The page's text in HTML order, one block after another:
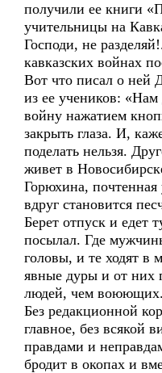
получили ее книги
учительницы на
Господи, не
кавказских войнах
Вот что писал о ней
из ее учеников:
войну нажатием
закрыть глаза. И,
поделать нельзя.
живет в
Горюхина,
вдруг становится
Берет отпуск и едет
посылал. Где
головы, и те ходят в
явные дуры и от них
людей, чем воюющих.
Без редакционной
главное, без всякой
правдами и
бродит в окопах и